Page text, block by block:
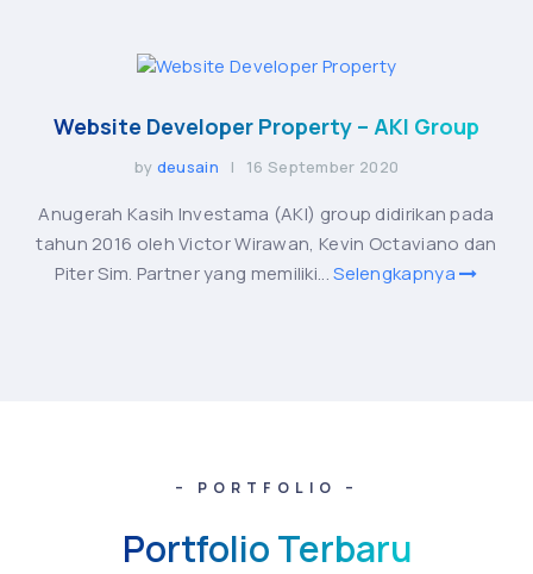
Website Developer Property – AKI Group
by deusain | 16 September 2020
Anugerah Kasih Investama (AKI) group didirikan pada
tahun 2016 oleh Victor Wirawan, Kevin Octaviano dan
Piter Sim. Partner yang memiliki...Selengkapnya
– PORTFOLIO –
Portfolio Terbaru